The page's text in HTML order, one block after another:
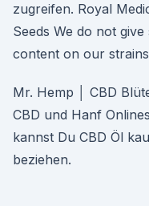
zugreifen. Royal
Seeds We do not
content on our
Mr. Hemp │ CBD
CBD und Hanf
kannst Du CBD Öl
beziehen.